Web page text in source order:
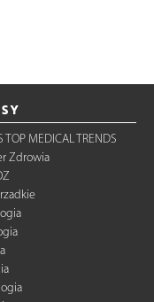
TOP MEDICAL TRENDS
Zdrowia